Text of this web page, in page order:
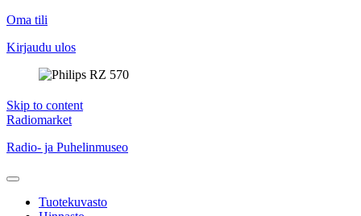
Oma tili
Kirjaudu ulos
Skip to content
Radiomarket
Radio- ja Puhelinmuseo
Tuotekuvasto